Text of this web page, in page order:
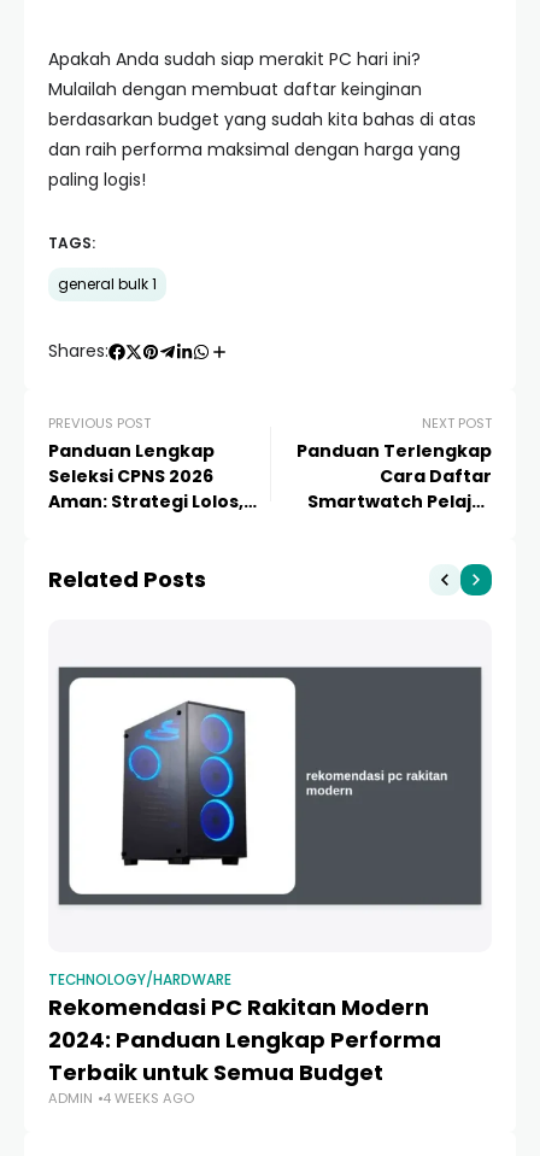
Apakah Anda sudah siap merakit PC hari ini?
Mulailah dengan membuat daftar keinginan
berdasarkan budget yang sudah kita bahas di atas
dan raih performa maksimal dengan harga yang
paling logis!
TAGS:
general bulk 1
Shares:
PREVIOUS POST
Panduan Lengkap
Seleksi CPNS 2026
Aman: Strategi Lolos,
NEXT POST
Panduan Terlengkap
Cara Daftar
Smartwatch Pelajar
Related Posts
TECHNOLOGY/HARDWARE
Rekomendasi PC Rakitan Modern
2024: Panduan Lengkap Performa
Terbaik untuk Semua Budget
ADMIN 4 WEEKS AGO